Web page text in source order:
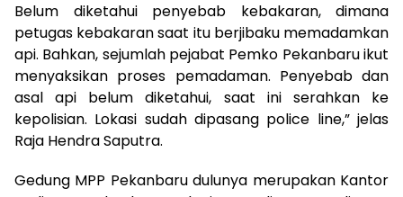
Belum diketahui penyebab kebakaran, dimana
petugas kebakaran saat itu berjibaku memadamkan
api. Bahkan, sejumlah pejabat Pemko Pekanbaru ikut
menyaksikan proses pemadaman. Penyebab dan
asal api belum diketahui, saat ini serahkan ke
kepolisian. Lokasi sudah dipasang police line,” jelas
Raja Hendra Saputra.
Gedung MPP Pekanbaru dulunya merupakan Kantor